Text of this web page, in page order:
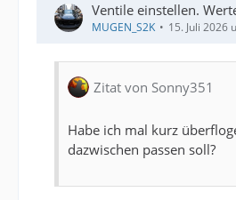
Ventile einstellen.
MUGEN_S2K 15. Juli 2026
Zitat von Sonny351
Habe ich mal kurz
dazwischen passen soll?